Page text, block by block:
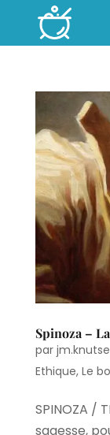
Spinoza –
par
Ethique, Le
SPINOZA /
sagesse,